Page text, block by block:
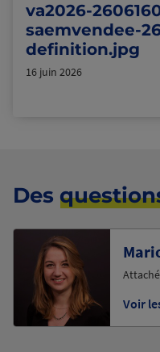
va2026-
saemvendee-
definition.jpg
16 juin 2026
Des
Voir